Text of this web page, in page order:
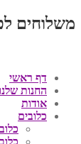
משלוחים לכל
דף ראשי
החנות
אודות
כלובים